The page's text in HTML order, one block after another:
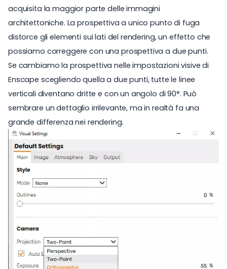
acquisita la maggior parte delle immagini
architettoniche. La prospettiva a unico punto di fuga
distorce gli elementi sui lati del rendering, un effetto che
possiamo correggere con una prospettiva a due punti.
Se cambiamo la prospettiva nelle impostazioni visive di
Enscape scegliendo quella a due punti, tutte le linee
verticali diventano dritte e con un angolo di 90°. Può
sembrare un dettaglio irrilevante, ma in realtà fa una
grande differenza nei rendering.